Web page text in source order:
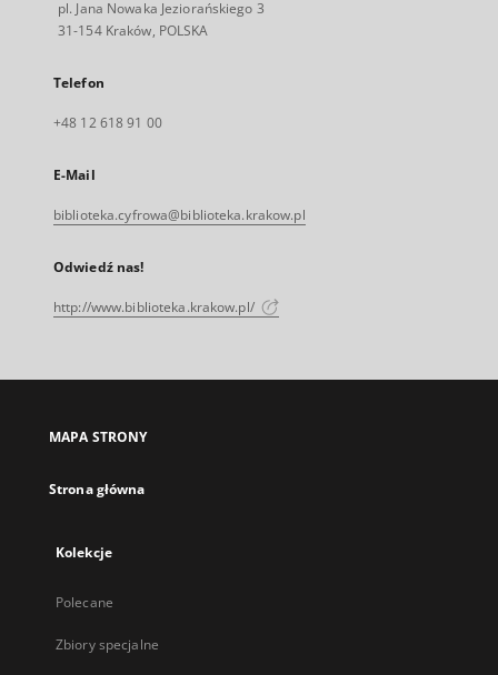
pl. Jana Nowaka Jeziorańskiego 3
31-154 Kraków, POLSKA
Telefon
+48 12 618 91 00
E-Mail
biblioteka.cyfrowa@biblioteka.krakow.pl
Odwiedź nas!
http://www.biblioteka.krakow.pl/
MAPA STRONY
Strona główna
Kolekcje
Polecane
Zbiory specjalne